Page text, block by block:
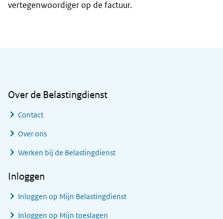
vertegenwoordiger op de factuur.
Over de Belastingdienst
Contact
Over ons
Werken bij de Belastingdienst
Inloggen
Inloggen op Mijn Belastingdienst
Inloggen op Mijn toeslagen